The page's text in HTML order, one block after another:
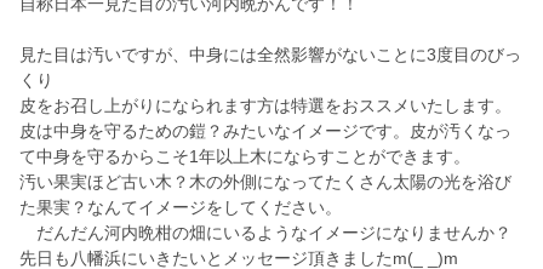
見た目は汚いですが、中身には全然影響がないことに3度目のびっ
くり
皮をお召し上がりになられます方は特選をおススメいたします。
皮は中身を守るための鎧？みたいなイメージです。皮が汚くなっ
て中身を守るからこそ1年以上木にならすことができます。
汚い果実ほど古い木？木の外側になってたくさん太陽の光を浴び
た果実？なんてイメージをしてください。
だんだん河内晩柑の畑にいるようなイメージになりませんか？
先日も八幡浜にいきたいとメッセージ頂きましたm(_ _)m